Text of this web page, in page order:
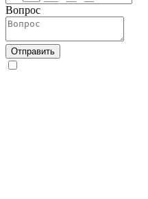
Вопрос
Отправить